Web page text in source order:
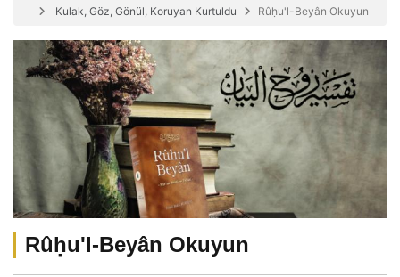
Kulak, Göz, Gönül, Koruyan Kurtuldu
Rûḥu'l-Beyân Okuyun
Rûḥu'l-Beyân Okuyun